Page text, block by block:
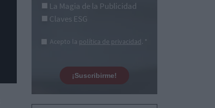
La Magia de la Publicidad
Claves ESG
Acepto la política de privacidad. *
¡Suscribirme!